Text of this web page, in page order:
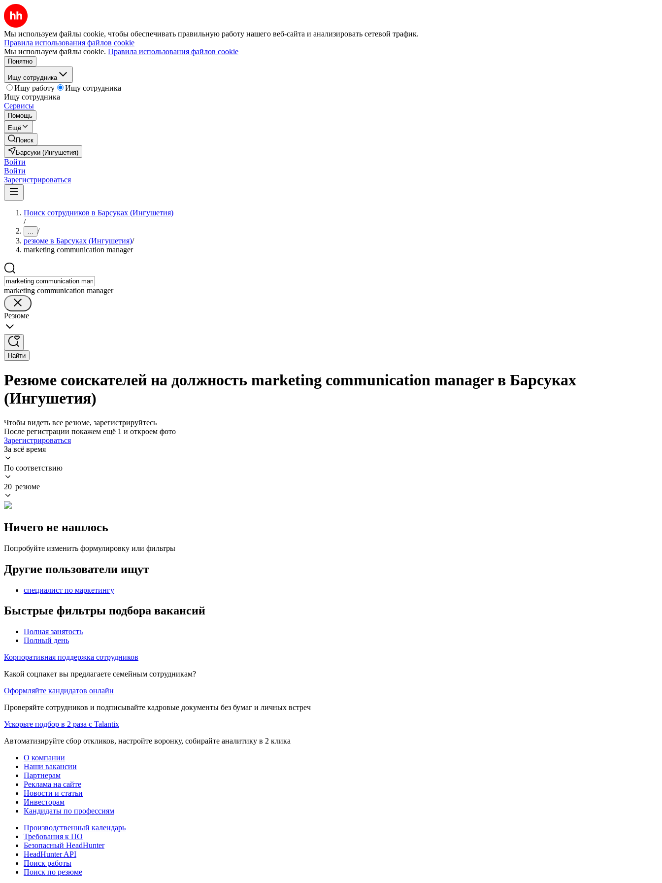
Мы используем файлы cookie, чтобы обеспечивать правильную работу нашего веб-сайта и анализировать сетевой трафик.
Правила использования файлов cookie
Мы используем файлы cookie. Правила использования файлов cookie
Понятно
Ищу сотрудника
Ищу работу
Ищу сотрудника
Ищу сотрудника
Сервисы
Помощь
Ещё
Поиск
Барсуки (Ингушетия)
Войти
Войти
Зарегистрироваться
Поиск сотрудников в Барсуках (Ингушетия)
/
... /
резюме в Барсуках (Ингушетия)/
marketing communication manager
marketing communication manager
Резюме
Найти
Резюме соискателей на должность marketing communication manager в Барсуках
(Ингушетия)
Чтобы видеть все резюме, зарегистрируйтесь
После регистрации покажем ещё 1 и откроем фото
Зарегистрироваться
За всё время
По соответствию
20 резюме
Ничего не нашлось
Попробуйте изменить формулировку или фильтры
Другие пользователи ищут
специалист по маркетингу
Быстрые фильтры подбора вакансий
Полная занятость
Полный день
Корпоративная поддержка сотрудников
Какой соцпакет вы предлагаете семейным сотрудникам?
Оформляйте кандидатов онлайн
Проверяйте сотрудников и подписывайте кадровые документы без бумаг и личных встреч
Ускорьте подбор в 2 раза с Talantix
Автоматизируйте сбор откликов, настройте воронку, собирайте аналитику в 2 клика
О компании
Наши вакансии
Партнерам
Реклама на сайте
Новости и статьи
Инвесторам
Кандидаты по профессиям
Производственный календарь
Требования к ПО
Безопасный HeadHunter
HeadHunter API
Поиск работы
Поиск по резюме